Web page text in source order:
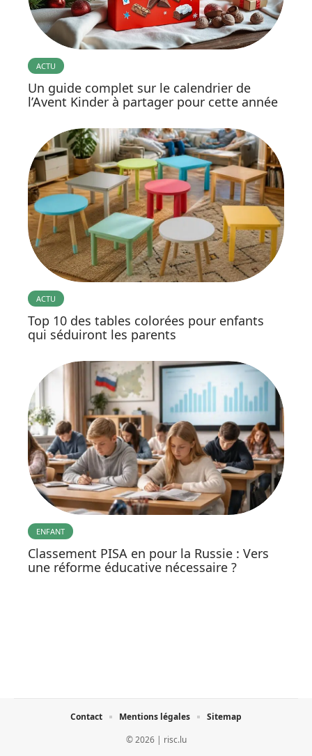
ACTU
Un guide complet sur le calendrier de
l’Avent Kinder à partager pour cette année
ACTU
Top 10 des tables colorées pour enfants
qui séduiront les parents
ENFANT
Classement PISA en pour la Russie : Vers
une réforme éducative nécessaire ?
© 2026 | risc.lu
Contact Mentions légales Sitemap